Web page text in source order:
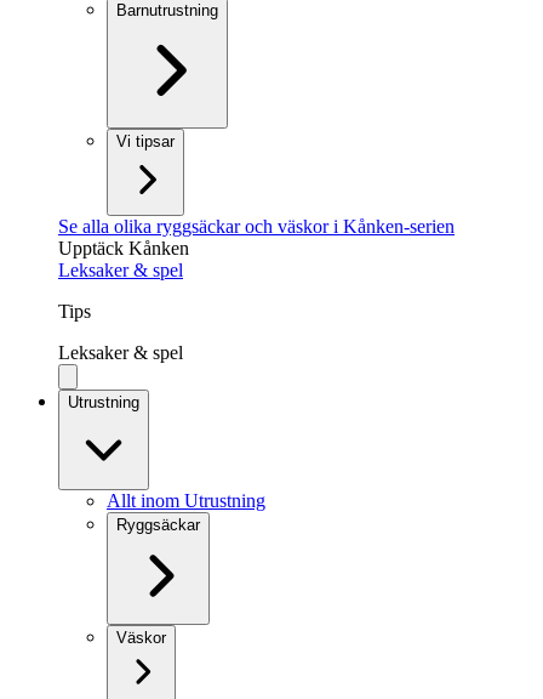
Barnutrustning
Vi tipsar
Se alla olika ryggsäckar och väskor i Kånken-serien
Upptäck Kånken
Leksaker & spel
Tips
Leksaker & spel
Utrustning
Allt inom Utrustning
Ryggsäckar
Väskor